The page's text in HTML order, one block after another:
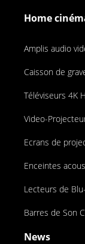
Home
Amplis audio
Caisson de
Téléviseurs 4K
Video-
Ecrans de
Enceintes
Lecteurs de
Barres de Son
News